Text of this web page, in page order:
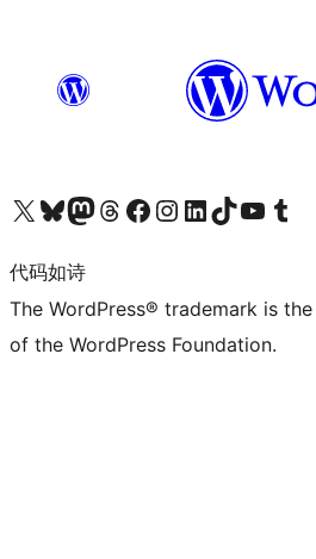
关注我们的 X（原 Twitter）账号访问我们的 Bluesky 账号关注我们的 Mastodon 账号访问我们的 Threads 账号 访问我们的 Facebook 公共主页关注我们的 Instagram 账号 关注我们的 LinkedIn 主页访问我们的 TikTok 账号访问我们的 YouTube 频道 访问我们的 Tumblr 账号
代码如诗
The WordPress® trademark is
of the WordPress Foundation.